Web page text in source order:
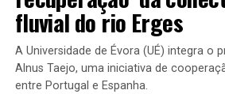
fluvial do rio Erges
A Universidade de Évora (UÉ) integra o
Alnus Taejo, uma iniciativa de
entre Portugal e Espanha.